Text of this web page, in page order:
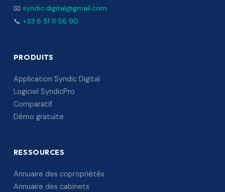
📧 syndic.digital@gmail.com
📞 +33 6 51 11 56 90
PRODUITS
Application Syndic Digital
Logiciel SyndicPro
Comparatif
Démo gratuite
RESSOURCES
Annuaire des copropriétés
Annuaire des cabinets